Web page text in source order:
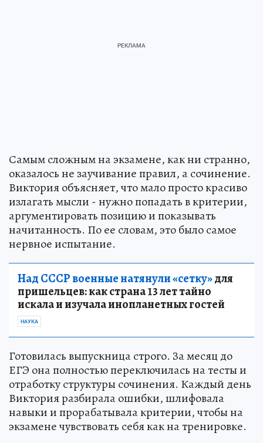
Самым сложным на экзамене, как ни странно,
оказалось не заучивание правил, а сочинение.
Виктория объясняет, что мало просто красиво
излагать мысли - нужно попадать в критерии,
аргументировать позицию и показывать
начитанность. По ее словам, это было самое
нервное испытание.
Над СССР военные натянули «сетку»для
пришельцев: как страна 13 лет тайно
искала и изучала инопланетных гостей
НАУКА
Готовилась выпускница строго. За месяц до
ЕГЭ она полностью переключилась на тесты и
отработку структуры сочинения. Каждый день
Виктория разбирала ошибки, шлифовала
навыки и прорабатывала критерии, чтобы на
экзамене чувствовать себя как на тренировке.